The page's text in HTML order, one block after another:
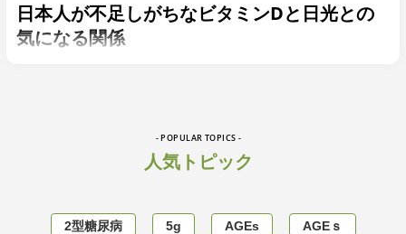
日本人が不足しがちなビタミンDと日光との
気になる関係
- POPULAR TOPICS -
人気トピック
2型糖尿病 5g AGEs AGEｓ